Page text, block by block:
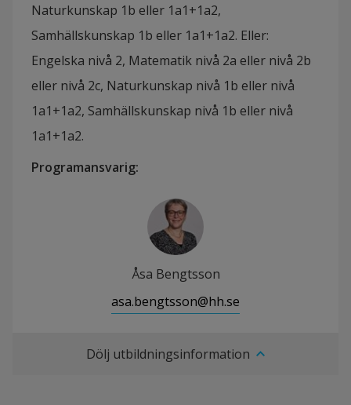
Naturkunskap 1b eller 1a1+1a2,
Samhällskunskap 1b eller 1a1+1a2. Eller:
Engelska nivå 2, Matematik nivå 2a eller nivå 2b
eller nivå 2c, Naturkunskap nivå 1b eller nivå
1a1+1a2, Samhällskunskap nivå 1b eller nivå
1a1+1a2.
Programansvarig:
Åsa Bengtsson
asa.bengtsson@hh.se
Dölj utbildningsinformation